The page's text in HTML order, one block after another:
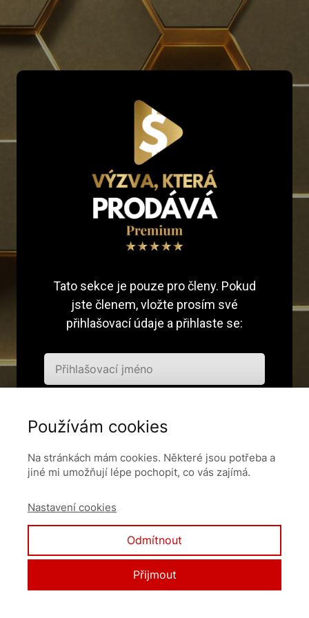
Tato sekce je pouze pro členy. Pokud
jste členem, vložte prosím své
přihlašovací údaje a přihlaste se:
Přihlásit se
Zapomněli jste heslo?
Používám cookies
Na stránkách mám cookies. Některé jsou potřeba a
jiné mi umožňují lépe pochopit, co vás zajímá.
Nastavení cookies
Odmítnout
Přijmout